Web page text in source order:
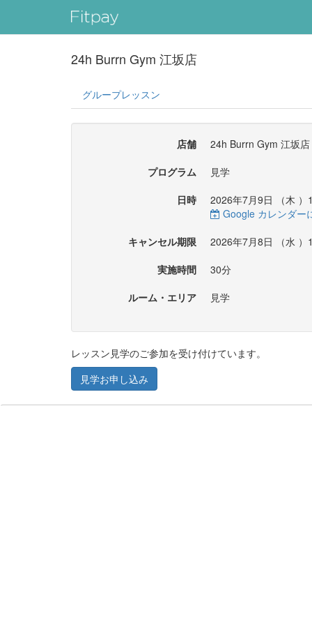
24h Burrn Gym 江坂店
グループレッスン
店舗
24h Burrn Gym 江坂店
プログラム
見学
日時
2026年7月9日 （木 ）
Google カレンダー
キャンセル期限
2026年7月8日 （水 ）
実施時間
30分
ルーム・エリア
見学
レッスン見学のご参加を受け付けています。
見学お申し込み